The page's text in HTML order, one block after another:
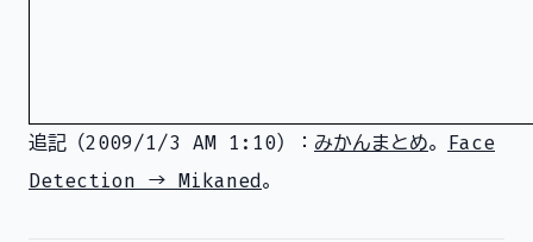
追記（2009/1/3 AM 1:10）： みかんまとめ。
Face
Detection → Mikaned。